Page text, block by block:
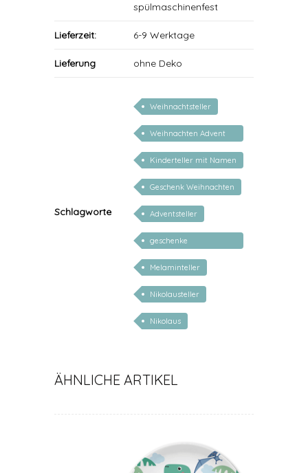
spülmaschinenfest
Lieferzeit: 6-9 Werktage
Lieferung ohne Deko
Schlagworte
Weihnachtsteller
Weihnachten Advent
Nikolaus
Kinderteller mit Namen
personalisiert
Geschenk Weihnachten
Adventsteller
geschenke
personalisiert kinder
Melaminteller
Nikolausteller
Nikolaus
ÄHNLICHE ARTIKEL